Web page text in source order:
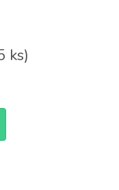
ks)